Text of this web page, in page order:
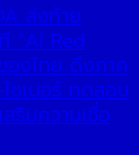
ส่งท้าย
“AI Red
องไทย ดึงภาค
ซเบอร์ ทดสอบ
ริมความเชื่อ